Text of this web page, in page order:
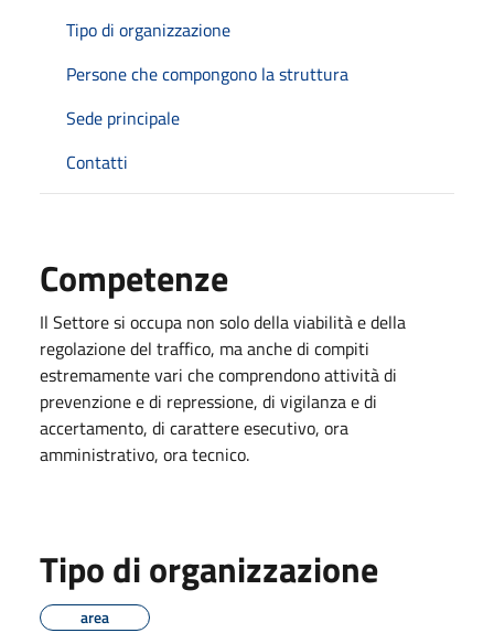
Tipo di organizzazione
Persone che compongono la struttura
Sede principale
Contatti
Competenze
Il Settore si occupa non solo della viabilità e della
regolazione del traffico, ma anche di compiti
estremamente vari che comprendono attività di
prevenzione e di repressione, di vigilanza e di
accertamento, di carattere esecutivo, ora
amministrativo, ora tecnico.
Tipo di organizzazione
area